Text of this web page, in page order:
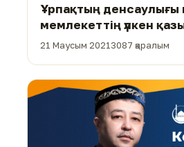
Ұрпақтың денсаулығы
мемлекеттің үлкен
21 Маусым 2021 3087 қаралым